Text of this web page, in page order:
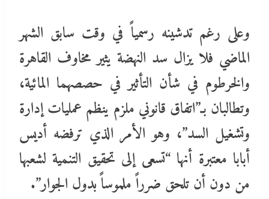
وعلى رغم تدشينه رسمياً في وقت سابق الشهر
الماضي فلا يزال سد النهضة يثير مخاوف القاهرة
والخرطوم في شأن التأثير في حصصهما المائية،
وتطالبان بـ”اتفاق قانوني ملزم ينظم عمليات إدارة
وتشغيل السد”، وهو الأمر الذي ترفضه أديس
أبابا معتبرة أنها “تسعى إلى تحقيق التنمية لشعبها
من دون أن تلحق ضرراً ملموساً بدول الجوار”.